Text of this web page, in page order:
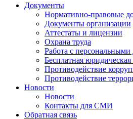
Документы
Нормативно-правовые
Документы организации
Аттестаты и лицензии
Охрана труда
Работа с
Бесплатная
Противодействие
Противодействие
Новости
Новости
Контакты для СМИ
Обратная связь